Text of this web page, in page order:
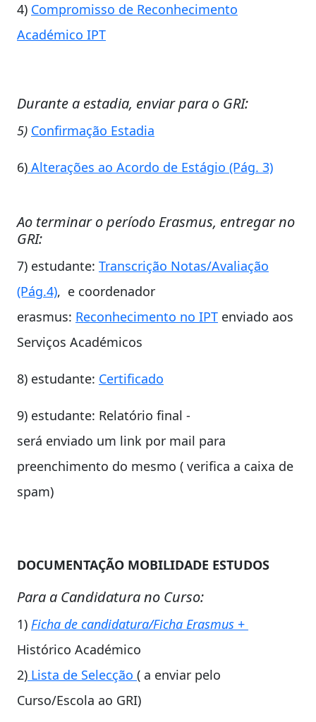
4) Compromisso de Reconhecimento
Académico IPT
Durante a estadia, enviar para o GRI:
5) Confirmação Estadia
6) Alterações ao Acordo de Estágio (Pág. 3)
Ao terminar o período Erasmus, entregar no
GRI:
7) estudante: Transcrição Notas/Avaliação
(Pág.4), e coordenador
erasmus: Reconhecimento no IPT enviado aos
Serviços Académicos
8) estudante: Certificado
9) estudante: Relatório final -
será enviado um link por mail para
preenchimento do mesmo ( verifica a caixa de
spam)
DOCUMENTAÇÃO MOBILIDADE ESTUDOS
Para a Candidatura no Curso:
1) Ficha de candidatura/Ficha Erasmus +
Histórico Académico
2) Lista de Selecção ( a enviar pelo
Curso/Escola ao GRI)